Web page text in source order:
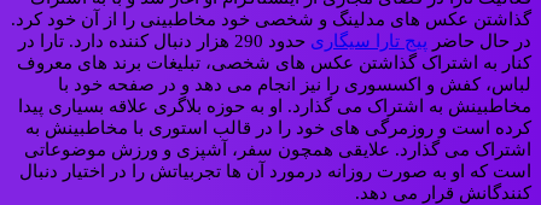
گذاشتن عکس های مدلینگ و شخصی خود مخاطبینی را از آن خود کرد.
در حال حاضر پیج تارا سیگاری
حدود 290 هزار دنبال کننده دارد. تارا در
کنار به اشتراک گذاشتن عکس های شخصی، تبلیغات برند های معروف
لباس، کفش و اکسسوری را نیز انجام می دهد و در صفحه خود با
مخاطبینش به اشتراک می گذارد. او به حوزه بلاگری علاقه بسیاری پیدا
کرده است و روزمرگی های خود را در قالب استوری با مخاطبینش به
اشتراک می گذارد. علایقی همچون سفر، آشپزی و ورزش موضوعاتی
است که او به صورت روزانه درمورد آن ها تجربیاتش را در اختیار دنبال
کنندگانش قرار می دهد.